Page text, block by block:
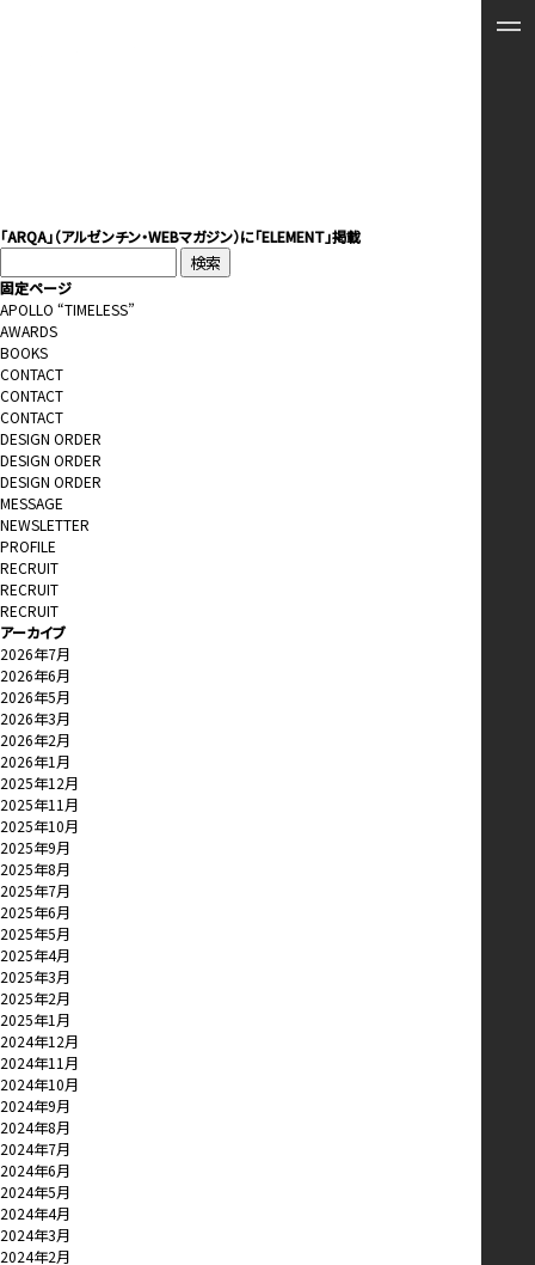
「ARQA」（アルゼンチン・WEBマガジン）に「ELEMENT」掲載
索:
固定ページ
APOLLO “TIMELESS”
AWARDS
BOOKS
CONTACT
CONTACT
CONTACT
DESIGN ORDER
DESIGN ORDER
DESIGN ORDER
MESSAGE
NEWSLETTER
PROFILE
RECRUIT
RECRUIT
RECRUIT
アーカイブ
2026年7月
2026年6月
2026年5月
2026年3月
2026年2月
2026年1月
2025年12月
2025年11月
2025年10月
2025年9月
2025年8月
2025年7月
2025年6月
2025年5月
2025年4月
2025年3月
2025年2月
2025年1月
2024年12月
2024年11月
2024年10月
2024年9月
2024年8月
2024年7月
2024年6月
2024年5月
2024年4月
2024年3月
2024年2月